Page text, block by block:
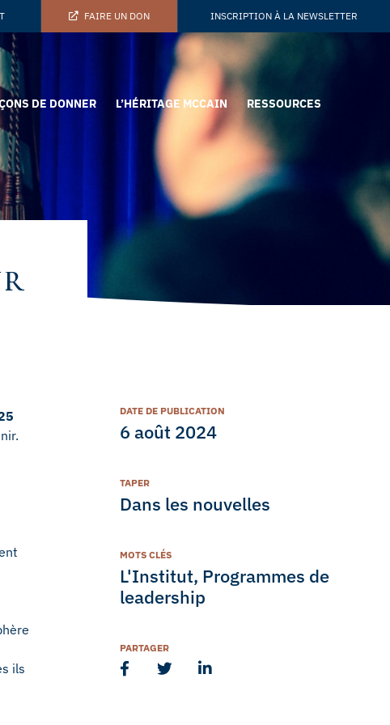
FAIRE UN DON INSCRIPTION À LA NEWSLETTER
DE DONNER L’HÉRITAGE MCCAIN RESSOURCES
ils
DATE DE PUBLICATION
6 août 2024
TAPER
Dans les nouvelles
MOTS CLÉS
L'Institut, Programmes de
leadership
PARTAGER